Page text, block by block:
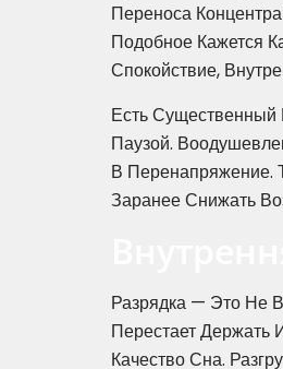
Переноса
Подобное Кажется
Спокойствие,
Есть
Паузой.
В Перенапряжение.
Заранее Снижать
Разрядка — Это Не
Перестает Держать
Качество Сна.